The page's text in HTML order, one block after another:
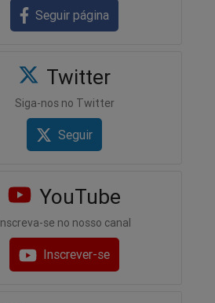
Seguir página
Twitter
Siga-nos no Twitter
Seguir
YouTube
Inscreva-se no nosso canal
Inscrever-se